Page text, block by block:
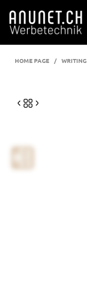
HOME PAGE / WRITING